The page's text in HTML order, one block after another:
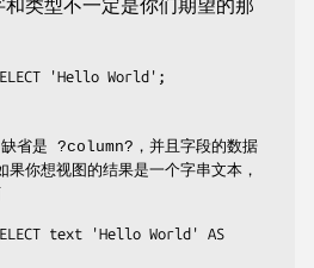
类型不一定是你们期望的那
'Hello World';
缺省是 ?column?，并且字段的数据
你想视图的结果是一个字串文本，
text 'Hello World' AS